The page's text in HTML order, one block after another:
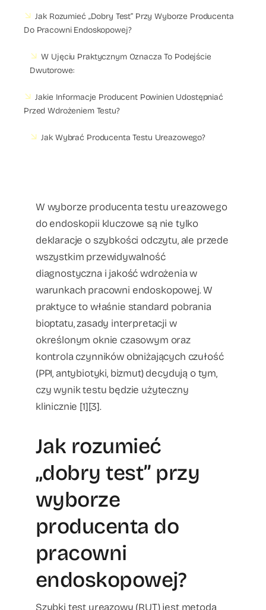
Jak Rozumieć „dobry Test” Przy Wyborze Producenta
Do Pracowni Endoskopowej?
W Ujęciu Praktycznym Oznacza To Podejście
Dwutorowe:
Jakie Informacje Producent Powinien Udostępniać
Przed Wdrożeniem Testu?
Jak Wybrać Producenta Testu Ureazowego?
W wyborze producenta testu ureazowego
do endoskopii kluczowe są nie tylko
deklaracje o szybkości odczytu, ale przede
wszystkim przewidywalność
diagnostyczna i jakość wdrożenia w
warunkach pracowni endoskopowej. W
praktyce to właśnie standard pobrania
bioptatu, zasady interpretacji w
określonym oknie czasowym oraz
kontrola czynników obniżających czułość
(PPI, antybiotyki, bizmut) decydują o tym,
czy wynik testu będzie użyteczny
klinicznie [1][3].
Jak rozumieć
„dobry test” przy
wyborze
producenta do
pracowni
endoskopowej?
Szybki test ureazowy (RUT) jest metodą